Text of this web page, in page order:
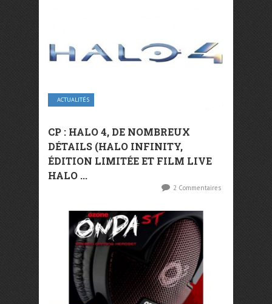
ACTUALITÉS
CP : HALO 4, DE NOMBREUX
DÉTAILS (HALO INFINITY,
ÉDITION LIMITÉE ET FILM LIVE
HALO ...
2 Commentaires